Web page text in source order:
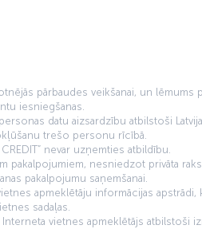
pārbaudes veikšanai, un lēmums
iesniegšanas.
datu aizsardzību atbilstoši
trešo personu rīcībā.
nevar uzņemties atbildību.
pakalpojumiem, nesniedzot privāta
pakalpojumu saņemšanai.
apmeklētāju informācijas apstrādi,
sadaļas.
vietnes apmeklētājs atbilstoši